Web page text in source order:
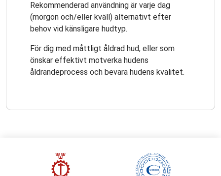
Rekommenderad användning är varje dag
(morgon och/eller kväll) alternativt efter
behov vid känsligare hudtyp.
För dig med måttligt åldrad hud, eller som
önskar effektivt motverka hudens
åldrandeprocess och bevara hudens kvalitet.